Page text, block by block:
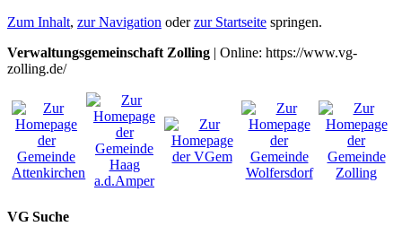
Zum Inhalt, zur Navigation oderzur Startseite springen.
Verwaltungsgemeinschaft Zolling | Online: https://www.vg-
zolling.de/
VG Suche